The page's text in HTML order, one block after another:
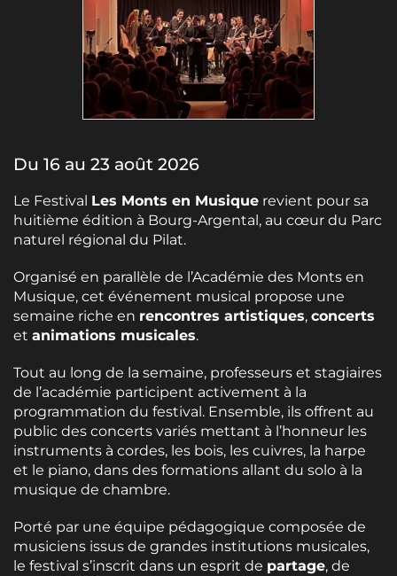
Du 16 au 23 août 2026
Le Festival Les Monts en Musique revient pour sa
huitième édition à Bourg-Argental, au cœur du Parc
naturel régional du Pilat.
Organisé en parallèle de l’Académie des Monts en
Musique, cet événement musical propose une
semaine riche en rencontres artistiques, concerts
et animations musicales.
Tout au long de la semaine, professeurs et stagiaires
de l’académie participent activement à la
programmation du festival. Ensemble, ils offrent au
public des concerts variés mettant à l’honneur les
instruments à cordes, les bois, les cuivres, la harpe
et le piano, dans des formations allant du solo à la
musique de chambre.
Porté par une équipe pédagogique composée de
musiciens issus de grandes institutions musicales,
le festival s’inscrit dans un esprit de partage, de